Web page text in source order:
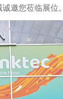
邀您莅临展位。